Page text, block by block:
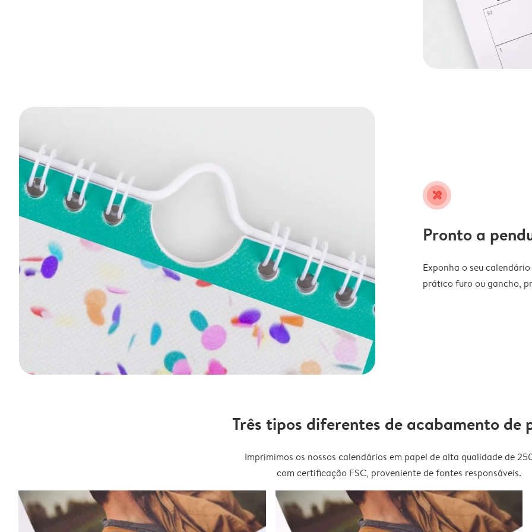
tools
Pronto a
Exponha o seu
prático furo ou gancho,
Três tipos diferentes de acabamento de
Imprimimos os nossos calendários em papel de alta qualidade de
com certificação FSC, proveniente de fontes responsáveis.